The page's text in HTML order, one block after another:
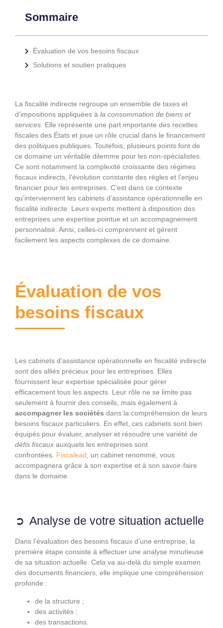
Sommaire
Évaluation de vos besoins fiscaux
Solutions et soutien pratiques
La fiscalité indirecte regroupe un ensemble de taxes et
d’impositions appliquées à la consommation de biens et
services . Elle représente une part importante des recettes
fiscales des États et joue un rôle crucial dans le financement
des politiques publiques. Toutefois, plusieurs points font de
ce domaine un véritable dilemme pour les non-spécialistes.
Ce sont notamment la complexité croissante des régimes
fiscaux indirects, l’évolution constante des règles et l’enjeu
financier pour les entreprises. C’est dans ce contexte
qu’interviennent les cabinets d’assistance opérationnelle en
fiscalité indirecte. Leurs experts mettent à disposition des
entreprises une expertise pointue et un accompagnement
personnalisé. Ainsi, celles-ci comprennent et gèrent
facilement les aspects complexes de ce domaine.
Évaluation de vos
besoins fiscaux
Les cabinets d’assistance opérationnelle en fiscalité indirecte
sont des alliés précieux pour les entreprises. Elles
fournissent leur expertise spécialisée pour gérer
efficacement tous les aspects. Leur rôle ne se limite pas
seulement à fournir des conseils, mais également à
accompagner les sociétés dans la compréhension de leurs
besoins fiscaux particuliers. En effet, ces cabinets sont bien
équipés pour évaluer, analyser et résoudre une variété de
défis fiscaux auxquels les entreprises sont
confrontées. Fiscalead , un cabinet renommé, vous
accompagnera grâce à son expertise et à son savoir-faire
dans le domaine.
Analyse de votre situation actuelle
Dans l’évaluation des besoins fiscaux d’une entreprise, la
première étape consiste à effectuer une analyse minutieuse
de sa situation actuelle. Cela va au-delà du simple examen
des documents financiers, elle implique une compréhension
profonde :
de la structure ;
des activités ;
des transactions.